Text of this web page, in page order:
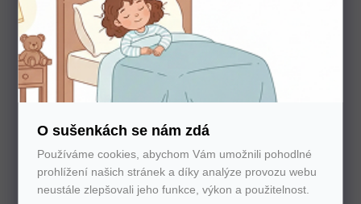
O sušenkách se nám zdá
Používáme cookies, abychom Vám umožnili pohodlné
prohlížení našich stránek a díky analýze provozu webu
neustále zlepšovali jeho funkce, výkon a použitelnost.
Potřebujete poradit s výběrem?
poradíme